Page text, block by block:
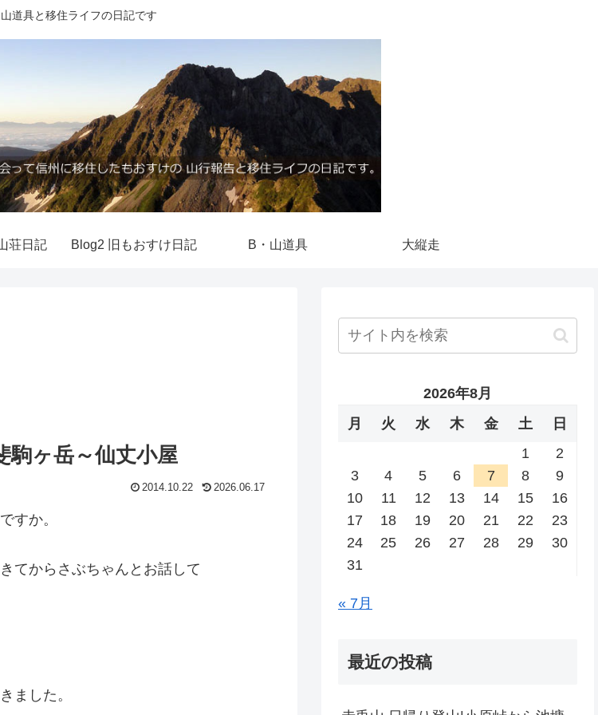
道具と移住ライフの日記です
荘日記 Blog2 旧もおすけ日記 B・山道具 大縦走
駒ヶ岳～仙丈小屋
2014.10.22 2026.06.17
すか。
てからさぶちゃんとお話して
ました。
2026年8月
月
火 水 木 金 土
日
1
2
3
4 5 6 7 8
9
10
11 12 13 14 15
16
17
18 19 20 21 22
23
24
25 26 27 28 29
30
31
« 7月
最近の投稿